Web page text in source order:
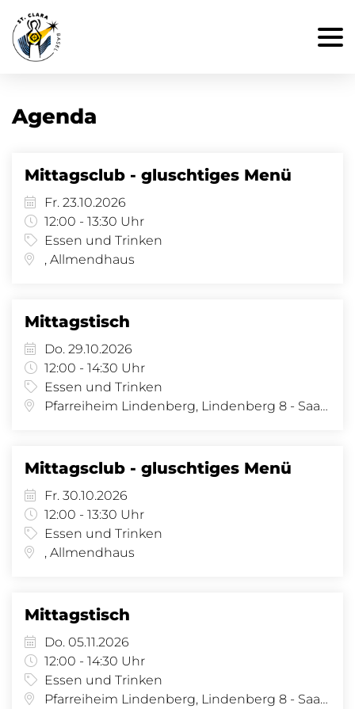
Agenda
Mittagsclub - gluschtiges Menü
Fr. 23.10.2026
12:00 - 13:30 Uhr
Essen und Trinken
, Allmendhaus
Mittagstisch
Do. 29.10.2026
12:00 - 14:30 Uhr
Essen und Trinken
Pfarreiheim Lindenberg, Lindenberg 8 - Saal, Lindenberg 8, 4058 Basel
Mittagsclub - gluschtiges Menü
Fr. 30.10.2026
12:00 - 13:30 Uhr
Essen und Trinken
, Allmendhaus
Mittagstisch
Do. 05.11.2026
12:00 - 14:30 Uhr
Essen und Trinken
Pfarreiheim Lindenberg, Lindenberg 8 - Saal, Lindenberg 8, 4058 Basel